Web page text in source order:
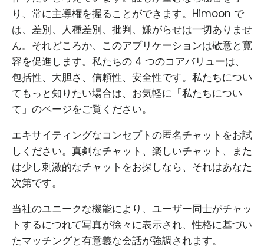
り、常に主導権を握ることができます。Himoon で
は、差別、人種差別、批判、嫌がらせは一切ありませ
ん。それどころか、このアプリケーションは敬意と寛
容を促進します。私たちの 4 つのコアバリューは、
包括性、大胆さ、信頼性、安全性です。私たちについ
てもっと知りたい場合は、お気軽に「私たちについ
て」のページをご覧ください。
エキサイティングなコンセプトの匿名チャットをお試
しください。真剣なチャット、楽しいチャット、また
は少し刺激的なチャットをお探しなら、それはあなた
次第です。
当社のユニークな機能により、ユーザー同士がチャッ
トするにつれて写真が徐々に表示され、性格に基づい
たマッチングと有意義な会話が強調されます。